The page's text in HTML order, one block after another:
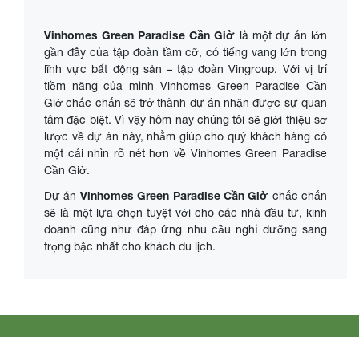
Vinhomes Green Paradise Cần Giờ là một dự án lớn
gần đây của tập đoàn tầm cỡ, có tiếng vang lớn trong
lĩnh vực bất động sản – tập đoàn Vingroup. Với vị trí
tiềm năng của mình Vinhomes Green Paradise Cần
Giờ chắc chắn sẽ trở thành dự án nhận được sự quan
tâm đặc biệt. Vì vậy hôm nay chúng tôi sẽ giới thiệu sơ
lược về dự án này, nhằm giúp cho quý khách hàng có
một cái nhìn rõ nét hơn về Vinhomes Green Paradise
Cần Giờ.
Dự án Vinhomes Green Paradise Cần Giờ chắc chắn
sẽ là một lựa chọn tuyệt vời cho các nhà đầu tư, kinh
doanh cũng như đáp ứng nhu cầu nghỉ dưỡng sang
trọng bậc nhất cho khách du lịch.